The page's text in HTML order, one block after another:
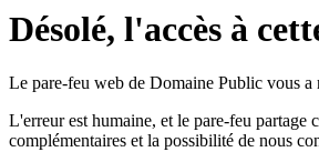
Désolé, l'accès à
Le pare-feu web de Domaine Public vous a
L'erreur est humaine, et le pare-feu partage
complémentaires et la possibilité de nous